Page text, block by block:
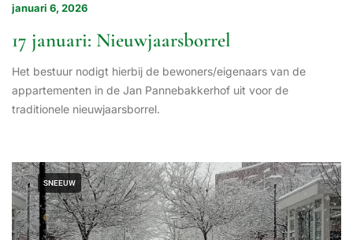
januari 6, 2026
17 januari: Nieuwjaarsborrel
Het bestuur nodigt hierbij de bewoners/eigenaars van de
appartementen in de Jan Pannebakkerhof uit voor de
traditionele nieuwjaarsborrel.
SNEEUW